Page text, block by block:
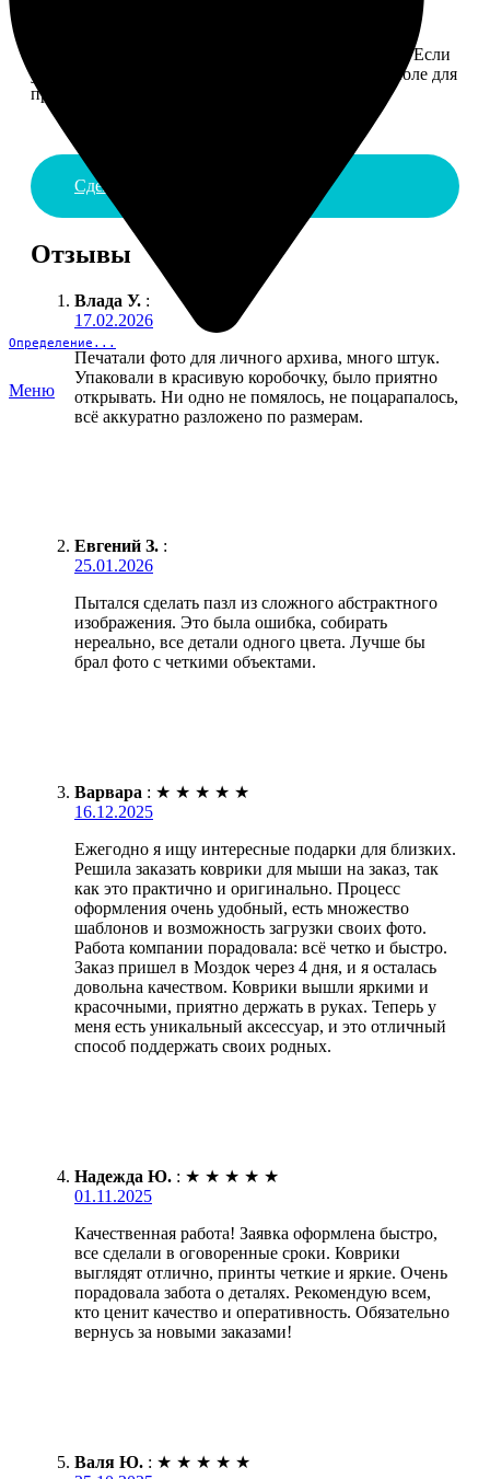
Определение...
Меню
Введите адрес и выберите способ доставки заказа. Если
у вас есть промокод, введите его в специальное поле для
промокода.
Сделать заказ
Отзывы
Влада У. :
17.02.2026
Печатали фото для личного архива, много штук.
Упаковали в красивую коробочку, было приятно
открывать. Ни одно не помялось, не поцарапалось,
всё аккуратно разложено по размерам.
Евгений З. :
25.01.2026
Пытался сделать пазл из сложного абстрактного
изображения. Это была ошибка, собирать
нереально, все детали одного цвета. Лучше бы
брал фото с четкими объектами.
Варвара : ★ ★ ★ ★ ★
16.12.2025
Ежегодно я ищу интересные подарки для близких.
Решила заказать коврики для мыши на заказ, так
как это практично и оригинально. Процесс
оформления очень удобный, есть множество
шаблонов и возможность загрузки своих фото.
Работа компании порадовала: всё четко и быстро.
Заказ пришел в Моздок через 4 дня, и я осталась
довольна качеством. Коврики вышли яркими и
красочными, приятно держать в руках. Теперь у
меня есть уникальный аксессуар, и это отличный
способ поддержать своих родных.
Надежда Ю. : ★ ★ ★ ★ ★
01.11.2025
Качественная работа! Заявка оформлена быстро,
все сделали в оговоренные сроки. Коврики
выглядят отлично, принты четкие и яркие. Очень
порадовала забота о деталях. Рекомендую всем,
кто ценит качество и оперативность. Обязательно
вернусь за новыми заказами!
Валя Ю. : ★ ★ ★ ★ ★